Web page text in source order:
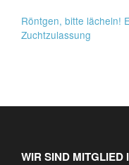
Röntgen, bitte lächeln!
Zuchtzulassung
WIR SIND MITGLIED